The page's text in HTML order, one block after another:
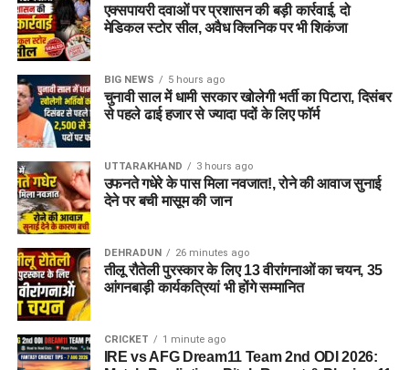
एक्सपायरी दवाओं पर प्रशासन की बड़ी कार्रवाई, दो
मेडिकल स्टोर सील, अवैध क्लिनिक पर भी शिकंजा
BIG NEWS 5 hours ago
चुनावी साल में धामी सरकार खोलेगी भर्ती का पिटारा, दिसंबर
से पहले ढाई हजार से ज्यादा पदों के लिए फॉर्म
UTTARAKHAND 3 hours ago
उफनते गधेरे के पास मिला नवजात!, रोने की आवाज सुनाई
देने पर बची मासूम की जान
DEHRADUN 26 minutes ago
तीलू रौतेली पुरस्कार के लिए 13 वीरांगनाओं का चयन, 35
आंगनबाड़ी कार्यकत्रियां भी होंगे सम्मानित
CRICKET 1 minute ago
IRE vs AFG Dream11 Team 2nd ODI 2026: